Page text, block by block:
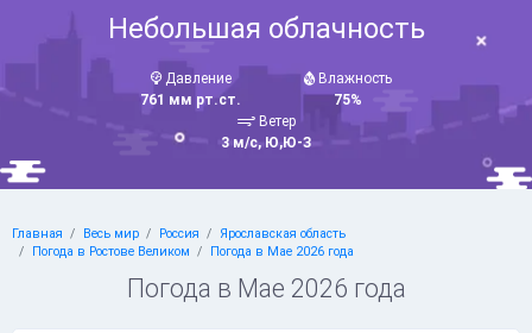
Небольшая облачность
Давление
761 мм рт.ст.
Влажность
75%
Ветер
3 м/с, Ю,Ю-З
Главная Весь мир Россия
Ярославская область
Погода в Ростове Великом
Погода в Мае 2026 года
Погода в Мае 2026 года